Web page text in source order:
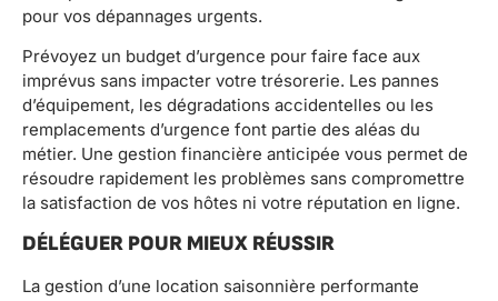
pour vos dépannages urgents.
Prévoyez un budget d’urgence pour faire face aux
imprévus sans impacter votre trésorerie. Les pannes
d’équipement, les dégradations accidentelles ou les
remplacements d’urgence font partie des aléas du
métier. Une gestion financière anticipée vous permet de
résoudre rapidement les problèmes sans compromettre
la satisfaction de vos hôtes ni votre réputation en ligne.
DÉLÉGUER POUR MIEUX RÉUSSIR
La gestion d’une location saisonnière performante